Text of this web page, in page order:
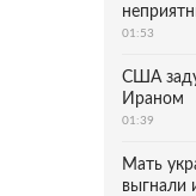
01:53
США
Ираном
01:39
Мать
выгнали